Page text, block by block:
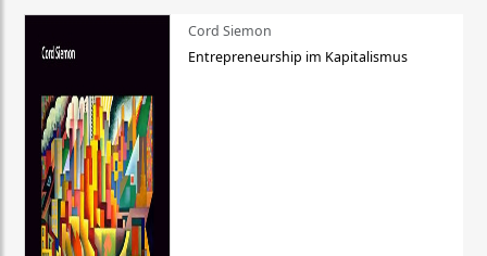
Cord Siemon
Entrepreneurship im Kapitalismus